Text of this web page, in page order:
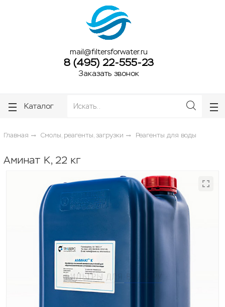
mail@filtersforwater.ru
8 (495) 22-555-23
Заказать звонок
Каталог
Главная Смолы, реагенты, загрузки Реагенты для воды
Аминат К, 22 кг